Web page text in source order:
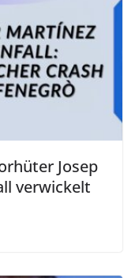
Josep
verwickelt